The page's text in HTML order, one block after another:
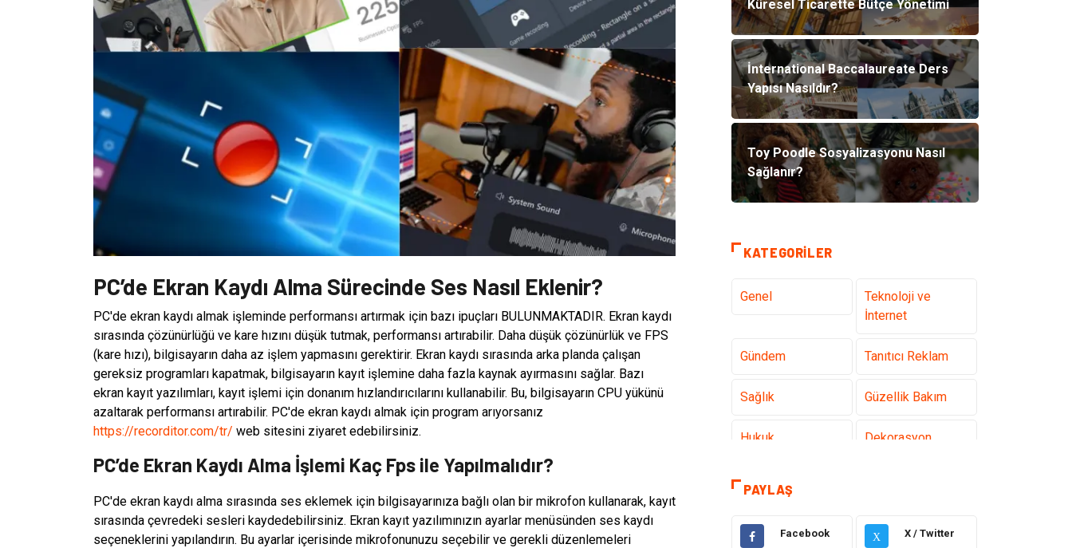
PC’de Ekran Kaydı Alma Sürecinde Ses Nasıl Eklenir?
PC'de ekran kaydı almak işleminde performansı artırmak için bazı ipuçları BULUNMAKTADIR. Ekran kaydı
sırasında çözünürlüğü ve kare hızını düşük tutmak, performansı artırabilir. Daha düşük çözünürlük ve FPS
(kare hızı), bilgisayarın daha az işlem yapmasını gerektirir. Ekran kaydı sırasında arka planda çalışan
gereksiz programları kapatmak, bilgisayarın kayıt işlemine daha fazla kaynak ayırmasını sağlar. Bazı
ekran kayıt yazılımları, kayıt işlemi için donanım hızlandırıcılarını kullanabilir. Bu, bilgisayarın CPU yükünü
azaltarak performansı artırabilir. PC'de ekran kaydı almak için program arıyorsanız
https://recorditor.com/tr/ web sitesini ziyaret edebilirsiniz.
PC’de Ekran Kaydı Alma İşlemi Kaç Fps ile Yapılmalıdır?
PC'de ekran kaydı alma sırasında ses eklemek için bilgisayarınıza bağlı olan bir mikrofon kullanarak, kayıt
sırasında çevredeki sesleri kaydedebilirsiniz. Ekran kayıt yazılımınızın ayarlar menüsünden ses kaydı
seçeneklerini yapılandırın. Bu ayarlar içerisinde mikrofonunuzu seçebilir ve gerekli düzenlemeleri
Küresel Ticarette Bütçe Yönetimi
İnternational Baccalaureate Ders
Yapısı Nasıldır?
Toy Poodle Sosyalizasyonu Nasıl
Sağlanır?
KATEGORILER
Genel
Teknoloji ve
İnternet
Gündem Tanıtıcı Reklam
Sağlık Güzellik Bakım
Hukuk Dekorasyon
Elektrik &
Elektronik
Sağlıklı Yaşam Organizasyon
PAYLAŞ
Facebook X X / Twitter